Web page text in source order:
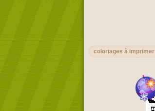
coloriages à imprimer